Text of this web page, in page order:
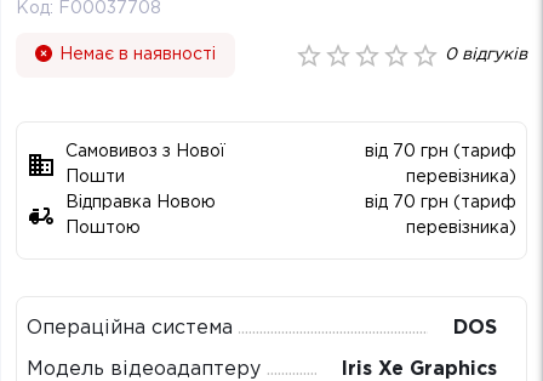
Код: F00037708
Немає в наявності 0відгуків
Самовивоз з Нової
Пошти
від 70 грн (тариф
перевізника)
Відправка Новою
Поштою
від 70 грн (тариф
перевізника)
Операційна система DOS
Модель відеоадаптеру Iris Xe Graphics